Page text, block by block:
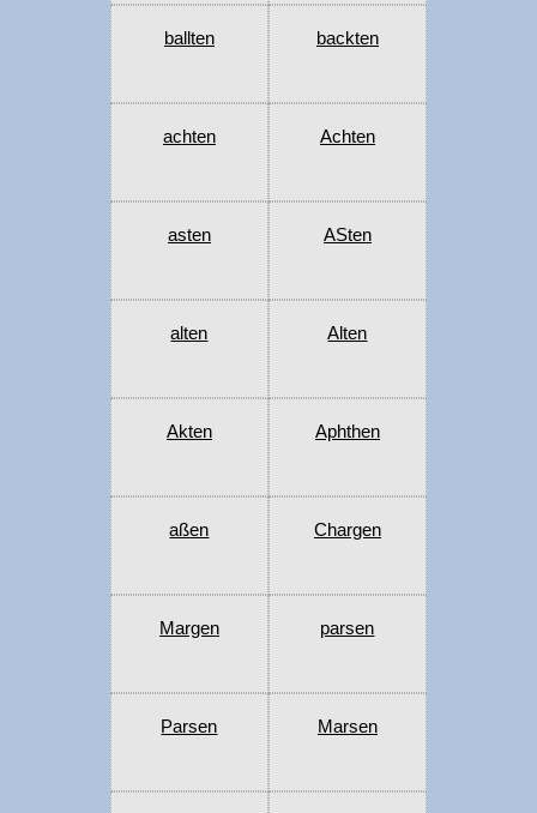
ballten backten
achten Achten
asten ASten
alten Alten
Akten Aphthen
aßen Chargen
Margen parsen
Parsen Marsen